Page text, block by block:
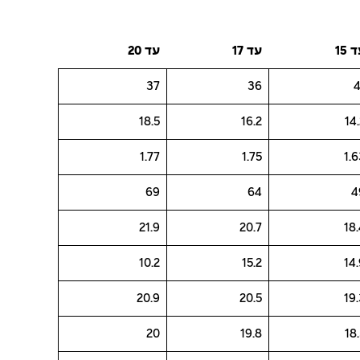
15 עד 17 עד 20
36
37
16.2
18.5
1.75
1.77
64
69
20.7
21.9
15.2
10.2
20.5
20.9
19.8
20